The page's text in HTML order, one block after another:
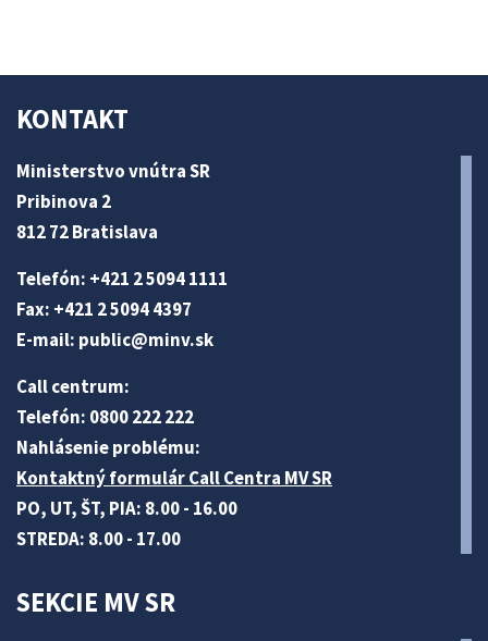
KONTAKT
Ministerstvo vnútra SR
Pribinova 2
812 72 Bratislava
Telefón: +421 2 5094 1111
Fax: +421 2 5094 4397
E-mail: public@minv.sk
Call centrum:
Telefón: 0800 222 222
Nahlásenie problému:
Kontaktný formulár Call Centra MV SR
PO, UT, ŠT, PIA: 8.00 - 16.00
STREDA: 8.00 - 17.00
SEKCIE MV SR